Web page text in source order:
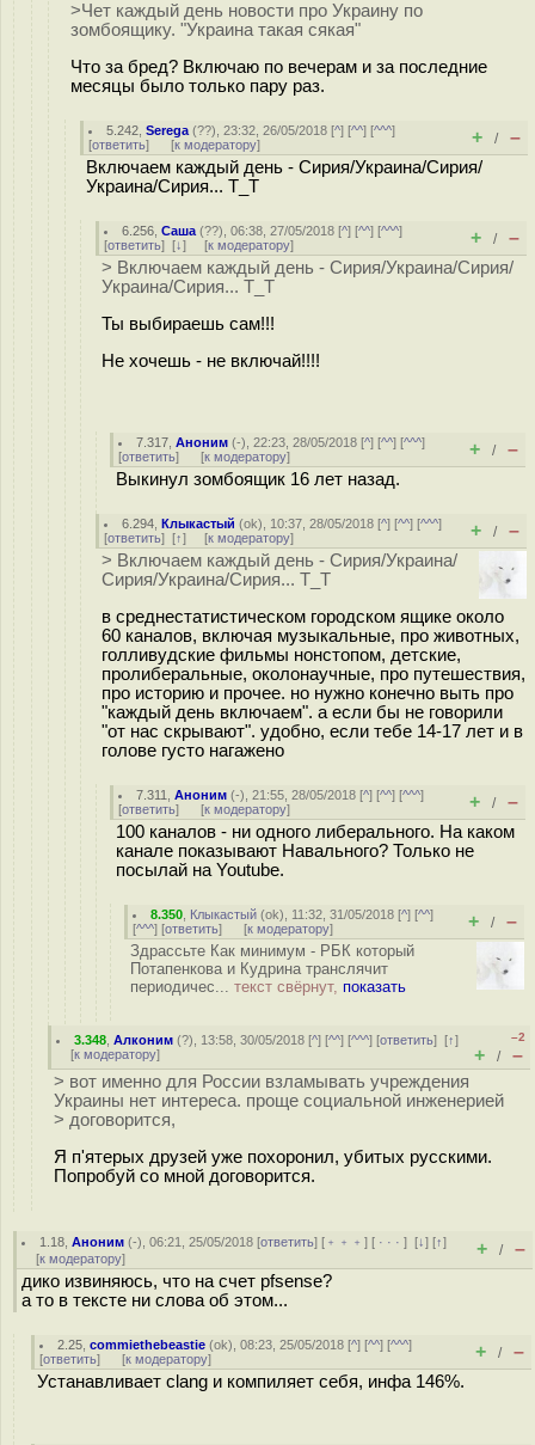
>Чет каждый день новости про Украину по
зомбоящику. "Украина такая сякая"
Что за бред? Включаю по вечерам и за последние
месяцы было только пару раз.
5.242 ,Serega (??), 23:32, 26/05/2018 [^] [^^] [^^^]
[ответить] [к модератору] + / –
Включаем каждый день - Сирия/Украина/Сирия/
Украина/Сирия... T_T
6.256 ,Саша (??), 06:38, 27/05/2018 [^] [^^] [^^^]
[ответить] [↓] [к модератору] + / –
> Включаем каждый день - Сирия/Украина/Сирия/
Украина/Сирия... T_T
Ты выбираешь сам!!!
Не хочешь - не включай!!!!
7.317 ,Аноним (-), 22:23, 28/05/2018 [^] [^^] [^^^]
[ответить] [к модератору] + / –
Выкинул зомбоящик 16 лет назад.
6.294 ,Клыкастый (ok), 10:37, 28/05/2018 [^] [^^] [^^^]
[ответить] [↑] [к модератору] + / –
> Включаем каждый день - Сирия/Украина/
Сирия/Украина/Сирия... T_T
в среднестатистическом городском ящике около
60 каналов, включая музыкальные, про животных,
голливудские фильмы нонстопом, детские,
пролиберальные, околонаучные, про путешествия,
про историю и прочее. но нужно конечно выть про
"каждый день включаем". а если бы не говорили
"от нас скрывают". удобно, если тебе 14-17 лет и в
голове густо нагажено
7.311 ,Аноним (-), 21:55, 28/05/2018 [^] [^^] [^^^]
[ответить] [к модератору] + / –
100 каналов - ни одного либepального. На каком
канале показывают Нaвального? Только не
посылай на Youtube.
8.350 Клыкастый (ok), 11:32, 31/05/2018 [^] [^^]
[^^^] [ответить] [к модератору] + / –
Здрассьте Как минимум - РБК который
Потапенкова и Кудрина транслячит
периодичес... текст свёрнут, показать
3.348 ,Алконим (?), 13:58, 30/05/2018 [^] [^^] [^^^] [ответить][↑]
[к модератору]
–2
+ / –
> вот именно для России взламывать учреждения
Украины нет интереса. проще социальной инженерией
> договорится,
Я п'ятерых друзей уже похоронил, убитых русскими.
Попробуй со мной договорится.
1.18 ,Аноним (-), 06:21, 25/05/2018 [ответить] [ ﹢﹢﹢] [ · · ·][↓] [↑]
[к модератору] + / –
дико извиняюсь, что на счет pfsense?
а то в тексте ни слова об этом...
2.25 ,commiethebeastie (ok), 08:23, 25/05/2018 [^] [^^] [^^^]
[ответить] [к модератору] + / –
Устанавливает clang и компиляет себя, инфа 146%.